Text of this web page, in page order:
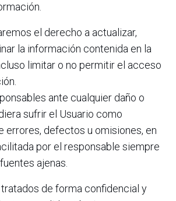
el derecho a actualizar,
la información contenida en la
limitar o no permitir el acceso
ante cualquier daño o
sufrir el Usuario como
errores, defectos u omisiones, en
por el responsable siempre
ajenas.
de forma confidencial y